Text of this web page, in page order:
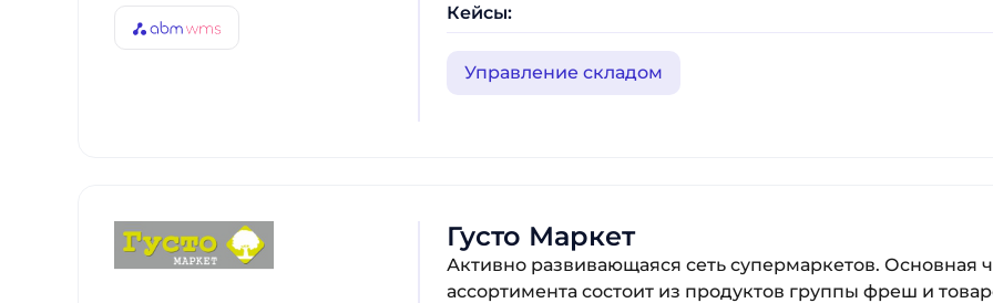
Кейсы:
Управление складом
Густо Маркет
Активно развивающаяся сеть супермаркетов. Основная
ассортимента состоит из продуктов группы фреш и